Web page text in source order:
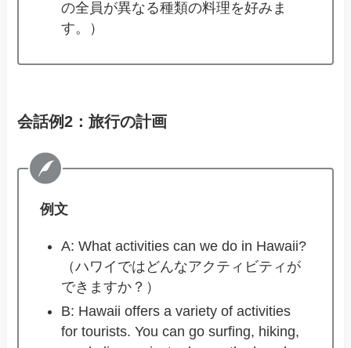
の全員が異なる種類の料理を好みま
す。）
会話例2：旅行の計画
例文
A: What activities can we do in Hawaii?
（ハワイではどんなアクティビティが
できますか？）
B: Hawaii offers a variety of activities
for tourists. You can go surfing, hiking,